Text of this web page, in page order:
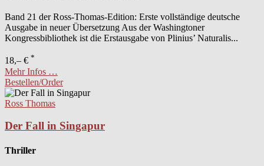
Band 21 der Ross-Thomas-Edition: Erste vollständige deutsche
Ausgabe in neuer Übersetzung Aus der Washingtoner
Kongressbibliothek ist die Erstausgabe von Plinius’ Naturalis...
18,– € *
Mehr Infos …
Bestellen/Order
Ross Thomas
Der Fall in Singapur
Thriller